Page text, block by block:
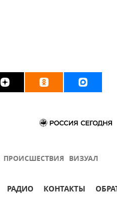
ПРОИСШЕСТВИЯ ВИЗУАЛ
РАДИО КОНТАКТЫ